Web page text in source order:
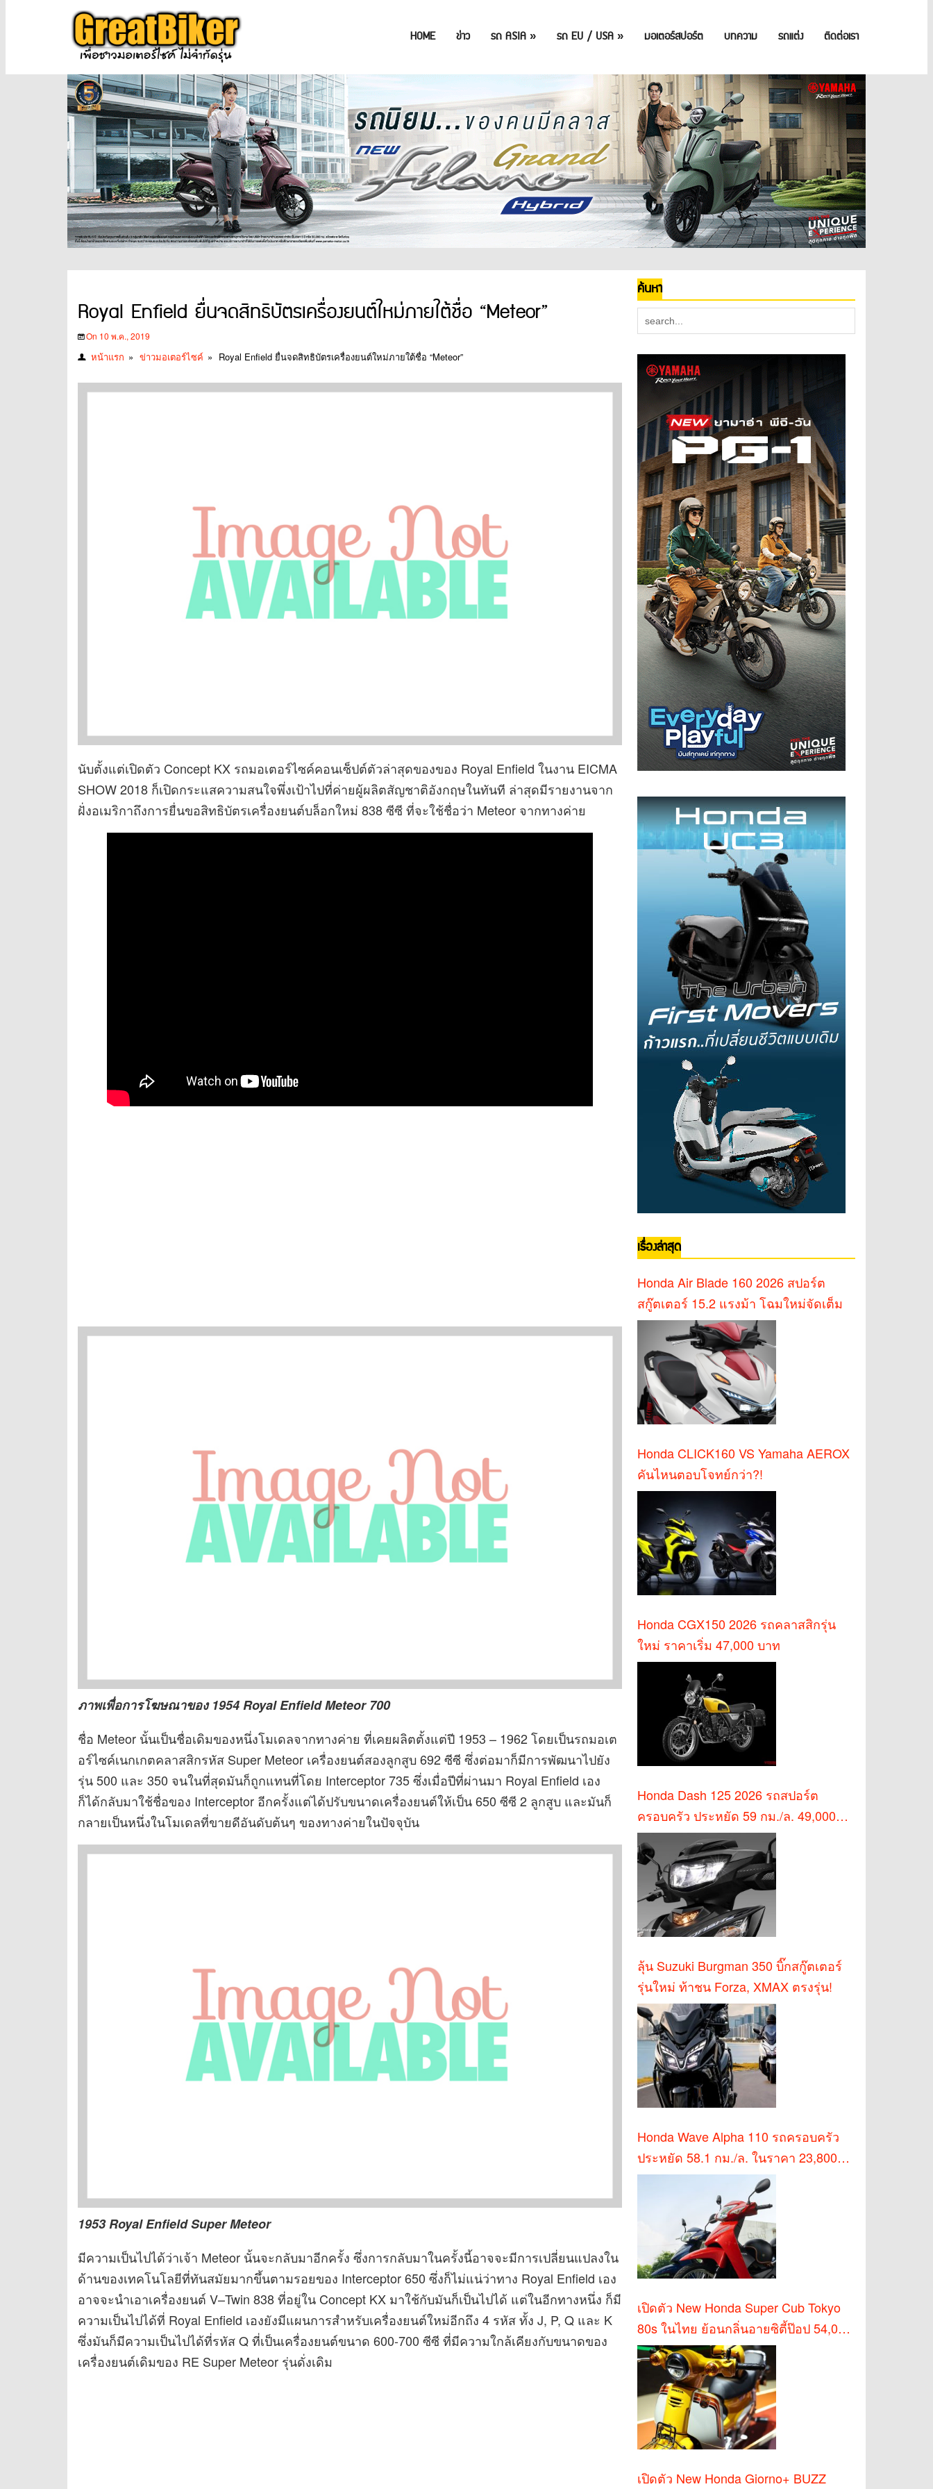
HOME ข่าว รถ ASIA » รถ EU / USA » มอเตอร์สปอร์ต บทความ รถแต่ง ติดต่อเรา
Royal Enfield ยื่นจดสิทธิบัตรเครื่องยนต์ใหม่ภายใต้ชื่อ “Meteor”
On 10 พ.ค., 2019
หน้าแรก » ข่าวมอเตอร์ไซค์ » Royal Enfield ยื่นจดสิทธิบัตรเครื่องยนต์ใหม่ภายใต้ชื่อ “Meteor”
นับตั้งแต่เปิดตัว Concept KX รถมอเตอร์ไซค์คอนเซ็ปต์ตัวล่าสุดของของ Royal Enfield ในงาน EICMA
SHOW 2018 ก็เปิดกระแสความสนใจพึ่งเป้าไปที่ค่ายผู้ผลิตสัญชาติอังกฤษในทันที ล่าสุดมีรายงานจาก
ฝั่งอเมริกาถึงการยื่นขอสิทธิบัตรเครื่องยนต์บล็อกใหม่ 838 ซีซี ที่จะใช้ชื่อว่า Meteor จากทางค่าย
ภาพเพื่อการโฆษณาของ 1954 Royal Enfield Meteor 700
ชื่อ Meteor นั้นเป็นชื่อเดิมของหนึ่งโมเดลจากทางค่าย ที่เคยผลิตตั้งแต่ปี 1953 – 1962 โดยเป็นรถมอเต
อร์ไซค์เนกเกตคลาสสิกรหัส Super Meteor เครื่องยนต์สองลูกสูบ 692 ซีซี ซึ่งต่อมาก็มีการพัฒนาไปยัง
รุ่น 500 และ 350 จนในที่สุดมันก็ถูกแทนที่โดย Interceptor 735 ซึ่งเมื่อปีที่ผ่านมา Royal Enfield เอง
ก็ได้กลับมาใช้ชื่อของ Interceptor อีกครั้งแต่ได้ปรับขนาดเครื่องยนต์ให้เป็น 650 ซีซี 2 ลูกสูบ และมันก็
กลายเป็นหนึ่งในโมเดลที่ขายดีอันดับต้นๆ ของทางค่ายในปัจจุบัน
1953 Royal Enfield Super Meteor
มีความเป็นไปได้ว่าเจ้า Meteor นั้นจะกลับมาอีกครั้ง ซึ่งการกลับมาในครั้งนี้อาจจะมีการเปลี่ยนแปลงใน
ด้านของเทคโนโลยีที่ทันสมัยมากขึ้นตามรอยของ Interceptor 650 ซึ่งก็ไม่แน่ว่าทาง Royal Enfield เอง
อาจจะนำเอาเครื่องยนต์ V–Twin 838 ที่อยู่ใน Concept KX มาใช้กับมันก็เป็นไปได้ แต่ในอีกทางหนึ่ง ก็มี
ความเป็นไปได้ที่ Royal Enfield เองยังมีแผนการสำหรับเครื่องยนต์ใหม่อีกถึง 4 รหัส ทั้ง J, P, Q และ K
ซึ่งมันก็มีความเป็นไปได้ที่รหัส Q ที่เป็นเครื่องยนต์ขนาด 600-700 ซีซี ที่มีความใกล้เคียงกับขนาดของ
เครื่องยนต์เดิมของ RE Super Meteor รุ่นดั่งเดิม
ค้นหา
เรื่องล่าสุด
Honda Air Blade 160 2026 สปอร์ต
สกู๊ตเตอร์ 15.2 แรงม้า โฉมใหม่จัดเต็ม
Honda CLICK160 VS Yamaha AEROX
คันไหนตอบโจทย์กว่า?!
Honda CGX150 2026 รถคลาสสิกรุ่น
ใหม่ ราคาเริ่ม 47,000 บาท
Honda Dash 125 2026 รถสปอร์ต
ครอบครัว ประหยัด 59 กม./ล. 49,000
บาท
ลุ้น Suzuki Burgman 350 บิ๊กสกู๊ตเตอร์
รุ่นใหม่ ท้าชน Forza, XMAX ตรงรุ่น!
Honda Wave Alpha 110 รถครอบครัว
ประหยัด 58.1 กม./ล. ในราคา 23,800
บาท
เปิดตัว New Honda Super Cub Tokyo
80s ในไทย ย้อนกลิ่นอายซิตี้ป๊อป 54,000
บาท
เปิดตัว New Honda Giorno+ BUZZ